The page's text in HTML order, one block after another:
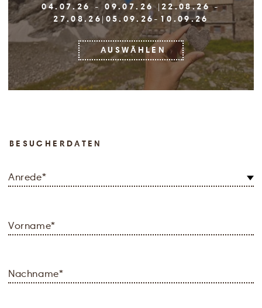
04.07.26 - 09.07.26 |22.08.26 -
27.08.26|05.09.26-10.09.26
AUSWÄHLEN
BESUCHERDATEN
Anrede*
Vorname*
Nachname*